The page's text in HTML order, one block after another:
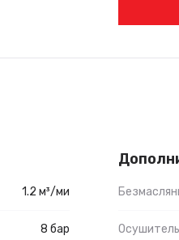
1.2 м³/ми
8 бар Осушитель